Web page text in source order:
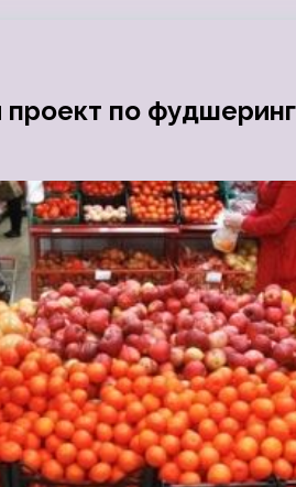
проект по